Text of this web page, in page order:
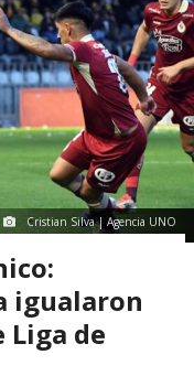
Cristian Silva | Agencia UNO
igualaron
Liga de